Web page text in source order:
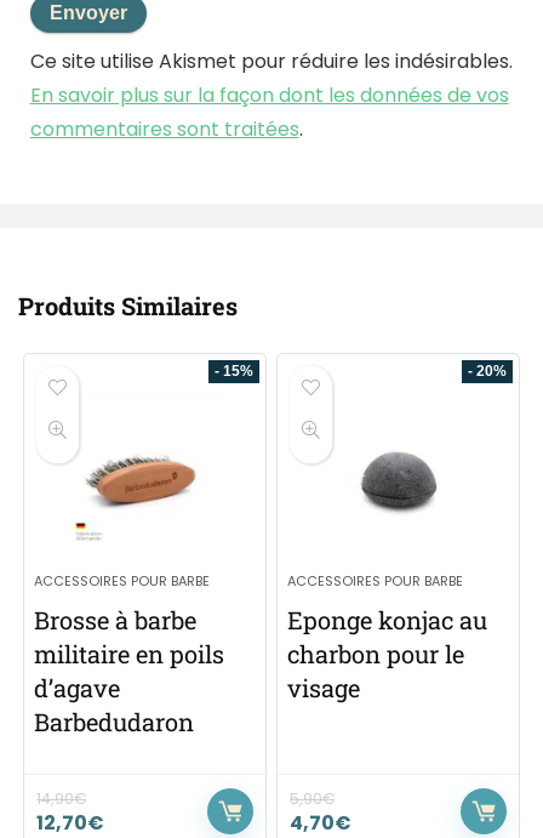
Ce site utilise Akismet pour réduire les indésirables.
En savoir plus sur la façon dont les données de vos
commentaires sont traitées.
Produits Similaires
- 15%
ACCESSOIRES POUR BARBE
Brosse à barbe
militaire en poils
d’agave
Barbedudaron
14,90€
12,70€
- 20%
ACCESSOIRES POUR BARBE
Eponge konjac au
charbon pour le
visage
5,90€
4,70€